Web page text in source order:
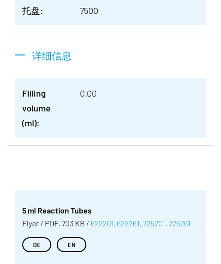
托盘: 7500
详细信息
Filling
volume
(ml):
0.00
5 ml Reaction Tubes
Flyer / PDF, 703 KB / 622201, 622261, 725201, 725261
DE EN